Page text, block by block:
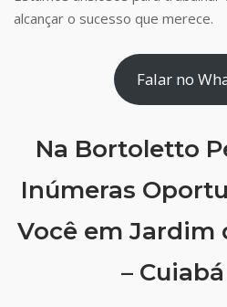
alcançar o sucesso que merece.
Falar no
Na Bortoletto
Inúmeras
Você em Jardim
–